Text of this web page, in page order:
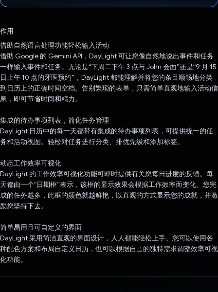
作用
借助自然语言处理功能轻松输入活动
借助 Google 的 Gemini API，DayLight 可让您像自然地说出事件和任务
一样输入事件和任务。无论是“下周二下午 3 点与 John 会面”还是“9 月 15
日上午 10 点的牙医预约”，DayLight 都能理解并将您的条目顺畅地分类
到日历上的正确时间空档。告别繁琐的表单，只需简单直观地输入活动信
息，即可节省时间和精力。
集成的待办事项列表，简化任务管理
DayLight 日历中的每一天都带有集成的待办事项列表，可提供统一的任
务和活动视图。轻松对任务进行分类、排优先级和添加标签。
动态工作效率可视化
DayLight 的工作效率可视化功能可即时提供有关您每日进度的反馈。每
天都由一个“日期框”表示，该框的显示效果会根据工作效率而变化。您完
成的任务越多，此框的颜色就越鲜艳，以直观的方式显示您的成就，并激
励您坚持下去。
简单易用且可自定义的界面
DayLight 采用简洁直观的界面设计，人人都能轻松上手。您可以使用各
种配色方案和布局自定义日历，也可以根据自己的独特需求调整效率可视
化功能。